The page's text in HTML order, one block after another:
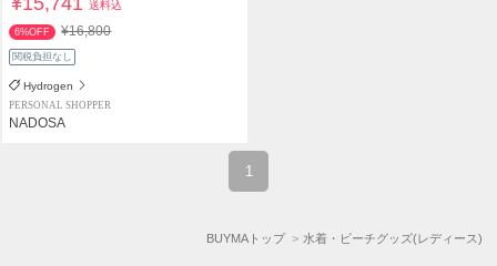
送料込
6%OFF ¥16,800
関税負担なし
Hydrogen
PERSONAL SHOPPER
NADOSA
1
BUYMAトップ 水着・ビーチグッズ(レディース)